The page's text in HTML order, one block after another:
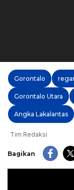
Gorontalo
Gorontalo Utara
Angka Lakalantas
Tim Redaksi
Bagikan